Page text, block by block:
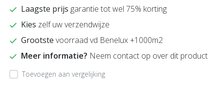
Laagste prijs garantie tot wel 75% korting
Kies zelf uw verzendwijze
Grootste voorraad vd Benelux +1000m2
Meer informatie? Neem contact op over dit product
Toevoegen aan vergelijking